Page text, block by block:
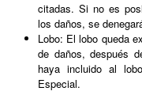
citadas. Si no es
los daños, se
Lobo: El lobo queda
de daños, después
haya incluido al
Especial.